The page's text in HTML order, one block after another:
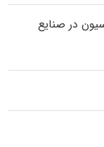
در صنایع